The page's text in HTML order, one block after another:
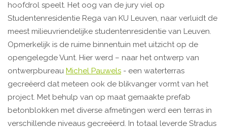
hoofdrol speelt. Het oog van de jury viel op
Studentenresidentie Rega van KU Leuven, naar verluidt de
meest milieuvriendelijke studentenresidentie van Leuven.
Opmerkelijk is de ruime binnentuin met uitzicht op de
opengelegde Vunt. Hier werd – naar het ontwerp van
ontwerpbureau Michel Pauwels - een waterterras
gecreëerd dat meteen ook de blikvanger vormt van het
project. Met behulp van op maat gemaakte prefab
betonblokken met diverse afmetingen werd een terras in
verschillende niveaus gecreëerd. In totaal leverde Stradus